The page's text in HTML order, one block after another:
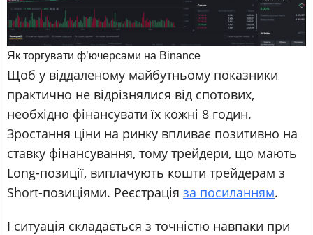
Як торгувати ф’ючерсами на Binance
Щоб у віддаленому майбутньому показники
практично не відрізнялися від спотових,
необхідно фінансувати їх кожні 8 годин.
Зростання ціни на ринку впливає позитивно на
ставку фінансування, тому трейдери, що мають
Long-позиції, виплачують кошти трейдерам з
Short-позиціями. Реєстрація за посиланням.
І ситуація складається з точністю навпаки при